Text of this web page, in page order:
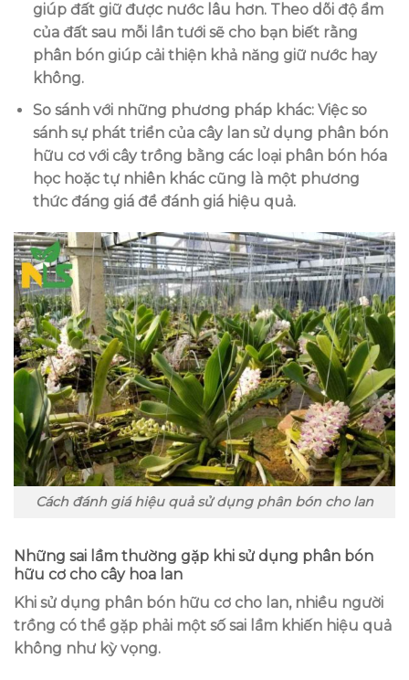
giúp đất giữ được nước lâu hơn. Theo dõi độ ẩm
của đất sau mỗi lần tưới sẽ cho bạn biết rằng
phân bón giúp cải thiện khả năng giữ nước hay
không.
So sánh với những phương pháp khác: Việc so
sánh sự phát triển của cây lan sử dụng phân bón
hữu cơ với cây trồng bằng các loại phân bón hóa
học hoặc tự nhiên khác cũng là một phương
thức đáng giá để đánh giá hiệu quả.
Cách đánh giá hiệu quả sử dụng phân bón cho lan
Những sai lầm thường gặp khi sử dụng phân bón
hữu cơ cho cây hoa lan
Khi sử dụng phân bón hữu cơ cho lan, nhiều người
trồng có thể gặp phải một số sai lầm khiến hiệu quả
không như kỳ vọng.